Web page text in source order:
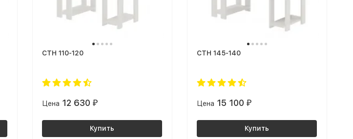
СТН 110-120
Цена 12 630 ₽
Купить
СТН 145-140
Цена 15 100 ₽
Купить